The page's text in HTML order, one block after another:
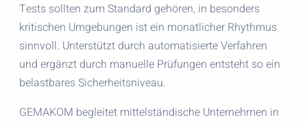
Tests sollten zum Standard gehören, in besonders
kritischen Umgebungen ist ein monatlicher Rhythmus
sinnvoll. Unterstützt durch automatisierte Verfahren
und ergänzt durch manuelle Prüfungen entsteht so ein
belastbares Sicherheitsniveau.
GEMAKOM begleitet mittelständische Unternehmen in